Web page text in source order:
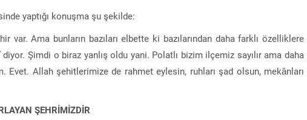
yaptığı konuşma şu şekilde:
var. Ama bunların bazıları elbette ki bazılarından daha farklı özelliklere
Şimdi o biraz yanlış oldu yani. Polatlı bizim ilçemiz sayılır ama daha
Evet. Allah şehitlerimize de rahmet eylesin, ruhları şad olsun, mekânları
ŞEHRİMİZDİR